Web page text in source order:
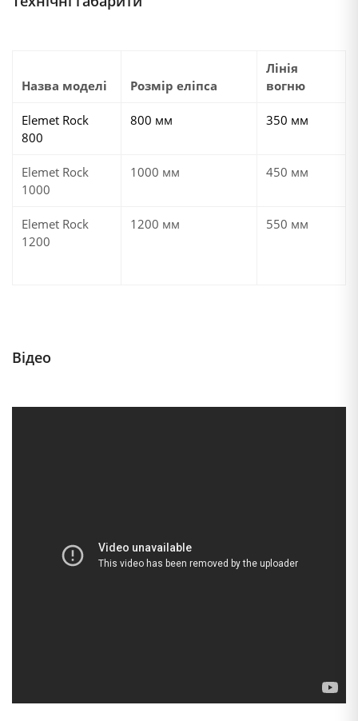
Назва моделі Розмір еліпса
Лінія
вогню
Elemet Rock
800
800 мм 350 мм
Elemet Rock
1000
1000 мм 450 мм
Elemet Rock
1200
1200 мм 550 мм
Відео